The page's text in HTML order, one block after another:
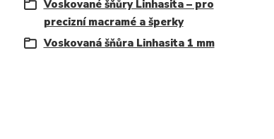
Voskované šňůry Linhasita – pro
precizní macramé a šperky
Voskovaná šňůra Linhasita 1 mm